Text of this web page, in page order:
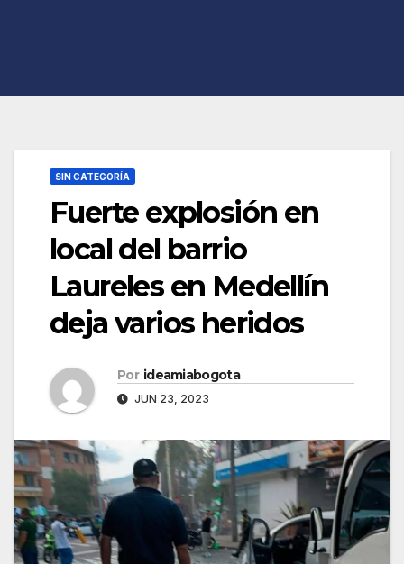
SIN CATEGORÍA
Fuerte explosión en
local del barrio
Laureles en Medellín
deja varios heridos
Por ideamiabogota
JUN 23, 2023